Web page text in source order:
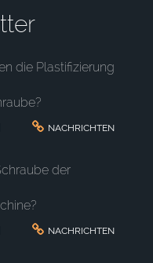
die Plastifizierung
NACHRICHTEN
der
NACHRICHTEN